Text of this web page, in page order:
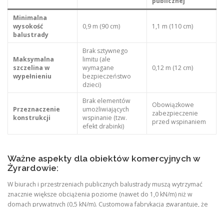
Minimalna
wysokość
balustrady
0,9 m (90 cm) 1,1 m (110 cm)
Maksymalna
szczelina w
wypełnieniu
Brak sztywnego
limitu (ale
wymagane
bezpieczeństwo
dzieci)
0,12 m (12 cm)
Przeznaczenie
konstrukcji
Brak elementów
umożliwiających
wspinanie (tzw.
efekt drabinki)
Obowiązkowe
zabezpieczenie
przed wspinaniem
Ważne aspekty dla obiektów komercyjnych w
Żyrardowie:
W biurach i przestrzeniach publicznych balustrady muszą wytrzymać
znacznie większe obciążenia poziome (nawet do 1,0 kN/m) niż w
domach prywatnych (0,5 kN/m). Customowa fabrykacja gwarantuje, że